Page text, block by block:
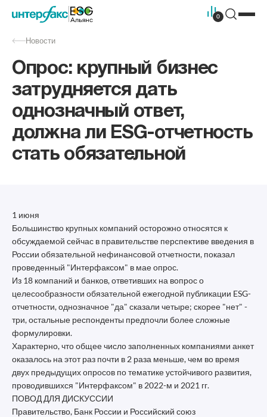
0
Новости
Опрос: крупный бизнес
затрудняется дать
однозначный ответ,
должна ли ESG-отчетность
стать обязательной
1 июня
Большинство крупных компаний осторожно относятся к
обсуждаемой сейчас в правительстве перспективе введения в
России обязательной нефинансовой отчетности, показал
проведенный "Интерфаксом" в мае опрос.
Из 18 компаний и банков, ответивших на вопрос о
целесообразности обязательной ежегодной публикации ESG-
отчетности, однозначное "да" сказали четыре; скорее "нет" -
три, остальные респонденты предпочли более сложные
формулировки.
Характерно, что общее число заполненных компаниями анкет
оказалось на этот раз почти в 2 раза меньше, чем во время
двух предыдущих опросов по тематике устойчивого развития,
проводившихся "Интерфаксом" в 2022-м и 2021 гг.
ПОВОД ДЛЯ ДИСКУССИИ
Правительство, Банк России и Российский союз